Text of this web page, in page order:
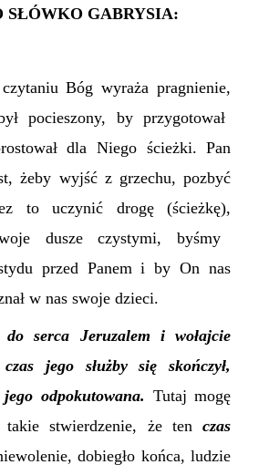
SŁÓWKO GABRYSIA:
Bógwyraża pragnienie,
pocieszony, by przygotował
dla Niegościeżki. Pan
żeby wyjść z grzechu, pozbyć
to uczynić drogę(ścieżkę),
dusze czystymi, byśmy
przed Panem i by On nas
w nas swoje dzieci.
do serca Jeruzalem i wołajcie
jego służby się skończył,
odpokutowana. Tutaj mogę
stwierdzenie, że tenczas
dobiegło końca, ludzie